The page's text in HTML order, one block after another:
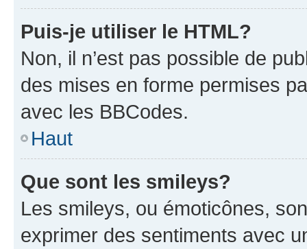
Puis-je utiliser le HTML?
Non, il n’est pas possible de
des mises en forme permises
avec les BBCodes.
Haut
Que sont les smileys?
Les smileys, ou émoticônes,
exprimer des sentiments avec